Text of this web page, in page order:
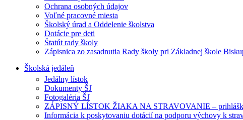
Ochrana osobných údajov
Voľné pracovné miesta
Školský úrad a Oddelenie školstva
Dotácie pre deti
Štatút rady školy
Zápisnica zo zasadnutia Rady školy pri Základnej škole
Školská jedáleň
Jedálny lístok
Dokumenty ŠJ
Fotogaléria ŠJ
ZÁPISNÝ LÍSTOK ŽIAKA NA STRAVOVANIE –
Informácia k poskytovaniu dotácií na podporu výchovy k